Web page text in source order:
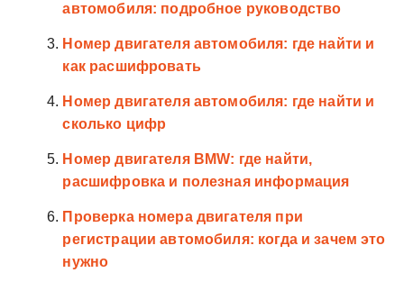
автомобиля: подробное руководство
Номер двигателя автомобиля: где найти и
как расшифровать
Номер двигателя автомобиля: где найти и
сколько цифр
Номер двигателя BMW: где найти,
расшифровка и полезная информация
Проверка номера двигателя при
регистрации автомобиля: когда и зачем это
нужно